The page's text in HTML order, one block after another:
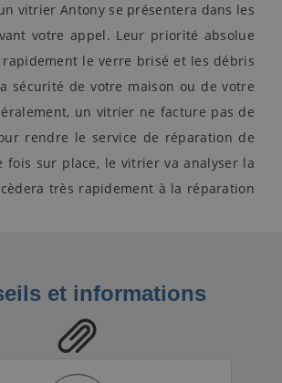
vitrier Antony se présentera dans les
votre appel. Leur priorité absolue
le verre brisé et les débris
sécurité de votre maison ou de votre
un vitrier ne facture pas de
rendre le service de réparation de
fois sur place, le vitrier va analyser la
très rapidement à la réparation
et informations